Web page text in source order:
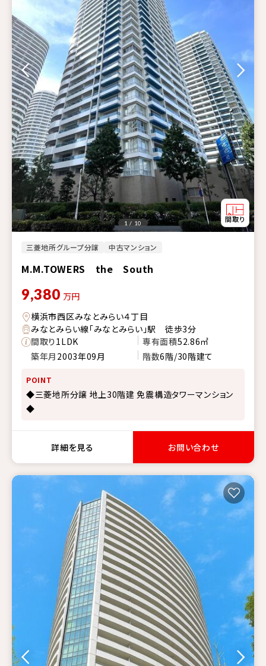
三菱地所グループ分譲 中古マンション
M.M.TOWERS the South
1 / 10
9,380 万円
横浜市西区みなとみらい４丁目
みなとみらい線「みなとみらい」駅 徒歩3分
間取り1LDK 専有面積52.86㎡
築年月 2003年09月 階数6階/30階建て
POINT
◆三菱地所分譲 地上30階建 免震構造タワーマンション
◆
詳細を見る お問い合わせ